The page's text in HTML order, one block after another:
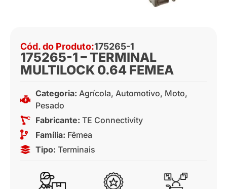
Cód. do Produto:175265-1
175265-1 – TERMINAL
MULTILOCK 0.64 FEMEA
Categoria: Agrícola, Automotivo, Moto,
Pesado
Fabricante: TE Connectivity
Família: Fêmea
Tipo: Terminais